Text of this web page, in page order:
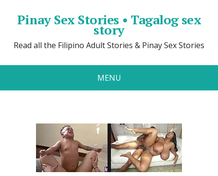
Pinay Sex Stories • Tagalog sex
story
Read all the Filipino Adult Stories & Pinay Sex Stories
MENU